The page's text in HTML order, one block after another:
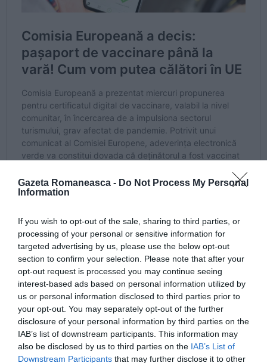
Gazeta Romaneasca - Do Not Process My Personal
Information
If you wish to opt-out of the sale, sharing to third parties, or
processing of your personal or sensitive information for
targeted advertising by us, please use the below opt-out
section to confirm your selection. Please note that after your
opt-out request is processed you may continue seeing
interest-based ads based on personal information utilized by
us or personal information disclosed to third parties prior to
your opt-out. You may separately opt-out of the further
disclosure of your personal information by third parties on the
IAB’s list of downstream participants. This information may
also be disclosed by us to third parties on the IAB’s List of
Downstream Participants that may further disclose it to other
În prezent, Comisia Europeană lucrează la o
platformă de interoperabilitate între state membre,
astfel încât datele persoanelor vaccinate să fie
aduse într-un registru unic.
„Acest lucru va însemna ca fiecare stat membru să-